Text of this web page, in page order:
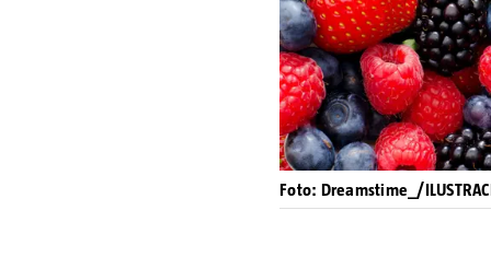
Foto: Dreamstime_/